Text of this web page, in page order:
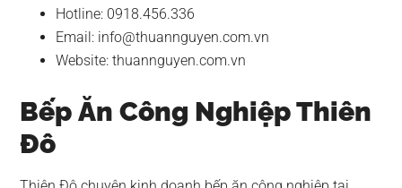
Hotline: 0918.456.336
Email: info@thuannguyen.com.vn
Website: thuannguyen.com.vn
Bếp Ăn Công Nghiệp Thiên
Đô